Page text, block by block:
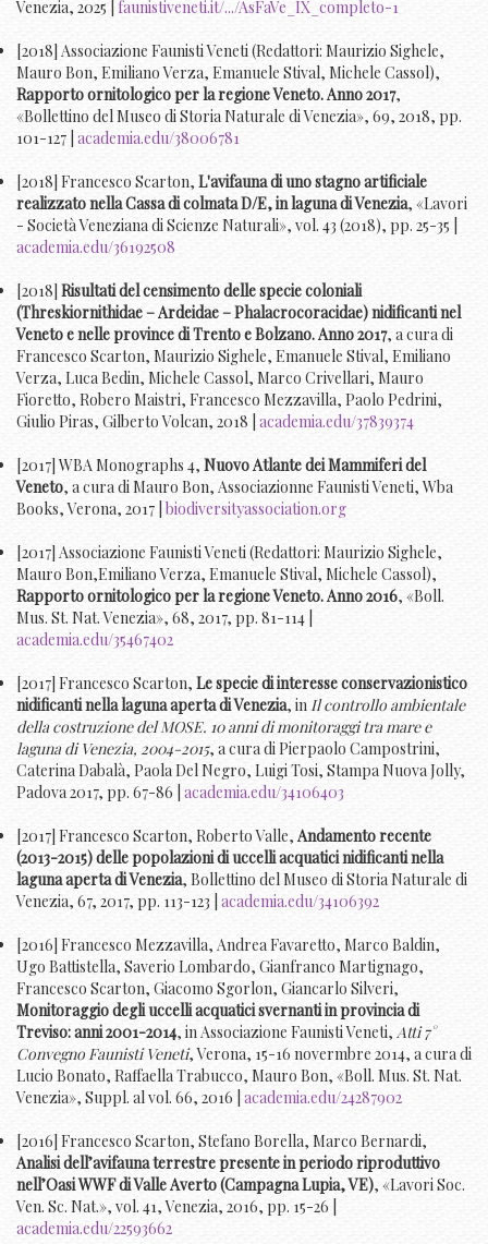
Venezia, 2025 | faunistiveneti.it/.../AsFaVe_IX_completo-1
[2018] Associazione Faunisti Veneti (Redattori: Maurizio Sighele,
Mauro Bon, Emiliano Verza, Emanuele Stival, Michele Cassol),
Rapporto ornitologico per la regione Veneto. Anno 2017,
«Bollettino del Museo di Storia Naturale di Venezia», 69, 2018, pp.
101-127 | academia.edu/38006781
[2018] Francesco Scarton, L'avifauna di uno stagno artificiale
realizzato nella Cassa di colmata D/E, in laguna di Venezia, «Lavori
- Società Veneziana di Scienze Naturali», vol. 43 (2018), pp. 25-35 |
academia.edu/36192508
[2018] Risultati del censimento delle specie coloniali
(Threskiornithidae – Ardeidae – Phalacrocoracidae) nidificanti nel
Veneto e nelle province di Trento e Bolzano. Anno 2017, a cura di
Francesco Scarton, Maurizio Sighele, Emanuele Stival, Emiliano
Verza, Luca Bedin, Michele Cassol, Marco Crivellari, Mauro
Fioretto, Robero Maistri, Francesco Mezzavilla, Paolo Pedrini,
Giulio Piras, Gilberto Volcan, 2018 | academia.edu/37839374
[2017] WBA Monographs 4, Nuovo Atlante dei Mammiferi del
Veneto, a cura di Mauro Bon, Associazionne Faunisti Veneti, Wba
Books, Verona, 2017 | biodiversityassociation.org
[2017] Associazione Faunisti Veneti (Redattori: Maurizio Sighele,
Mauro Bon,Emiliano Verza, Emanuele Stival, Michele Cassol),
Rapporto ornitologico per la regione Veneto. Anno 2016, «Boll.
Mus. St. Nat. Venezia», 68, 2017, pp. 81-114 |
academia.edu/35467402
[2017] Francesco Scarton, Le specie di interesse conservazionistico
nidificanti nella laguna aperta di Venezia, inIl controllo ambientale
della costruzione del MOSE. 10 anni di monitoraggi tra mare e
laguna di Venezia, 2004-2015, a cura di Pierpaolo Campostrini,
Caterina Dabalà, Paola Del Negro, Luigi Tosi, Stampa Nuova Jolly,
Padova 2017, pp. 67-86 | academia.edu/34106403
[2017] Francesco Scarton, Roberto Valle, Andamento recente
(2013-2015) delle popolazioni di uccelli acquatici nidificanti nella
laguna aperta di Venezia, Bollettino del Museo di Storia Naturale di
Venezia, 67, 2017, pp. 113-123 | academia.edu/34106392
[2016] Francesco Mezzavilla, Andrea Favaretto, Marco Baldin,
Ugo Battistella, Saverio Lombardo, Gianfranco Martignago,
Francesco Scarton, Giacomo Sgorlon, Giancarlo Silveri,
Monitoraggio degli uccelli acquatici svernanti in provincia di
Treviso: anni 2001-2014, in Associazione Faunisti Veneti, Atti 7°
Convegno Faunisti Veneti, Verona, 15-16 novermbre 2014, a cura di
Lucio Bonato, Raffaella Trabucco, Mauro Bon, «Boll. Mus. St. Nat.
Venezia», Suppl. al vol. 66, 2016 | academia.edu/24287902
[2016] Francesco Scarton, Stefano Borella, Marco Bernardi,
Analisi dell’avifauna terrestre presente in periodo riproduttivo
nell’Oasi WWF di Valle Averto (Campagna Lupia, VE), «Lavori Soc.
Ven. Sc. Nat.», vol. 41, Venezia, 2016, pp. 15-26 |
academia.edu/22593662